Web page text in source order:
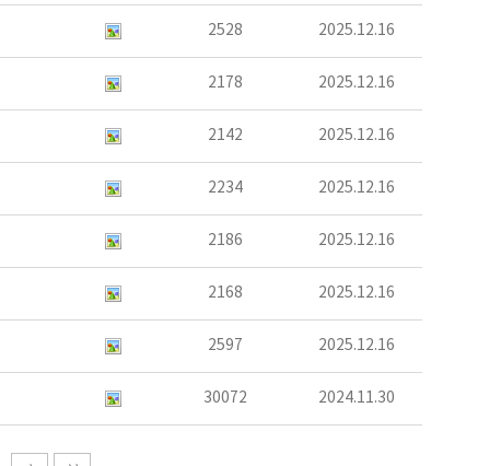
2528 2025.12.16
2178 2025.12.16
2142 2025.12.16
2234 2025.12.16
2186 2025.12.16
2168 2025.12.16
2597 2025.12.16
30072 2024.11.30